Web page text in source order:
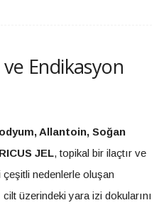
ve Endikasyon
Allantoin, Soğan
JEL, topikal bir ilaçtır ve
nedenlerle oluşan
üzerindeki yara izi dokularını